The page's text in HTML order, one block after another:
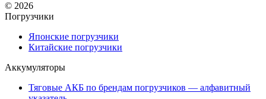
© 2026
Погрузчики
Японские погрузчики
Китайские погрузчики
Аккумуляторы
Тяговые АКБ по брендам погрузчиков — алфавитный